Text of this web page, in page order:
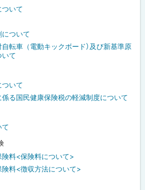
いて
ついて
転車（電動キックボード）及び新基準原
いて
ついて
る国民健康保険税の軽減制度について
て
料<保険料について>
料<徴収方法について>